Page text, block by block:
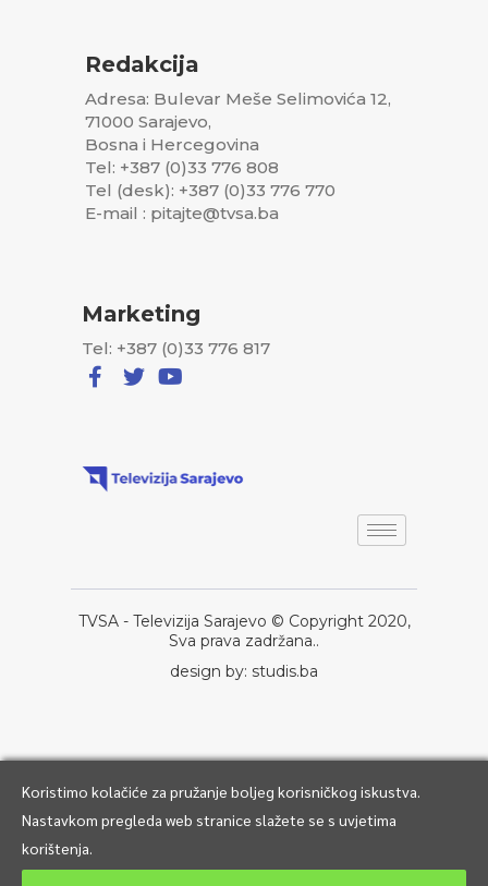
Redakcija
Adresa: Bulevar Meše Selimovića 12,
71000 Sarajevo,
Bosna i Hercegovina
Tel: +387 (0)33 776 808
Tel (desk): +387 (0)33 776 770
E-mail : pitajte@tvsa.ba
Marketing
Tel: +387 (0)33 776 817
TVSA - Televizija Sarajevo © Copyright 2020,
Sva prava zadržana..
design by: studis.ba
Koristimo kolačiće za pružanje boljeg korisničkog iskustva.
Nastavkom pregleda web stranice slažete se s uvjetima
korištenja.